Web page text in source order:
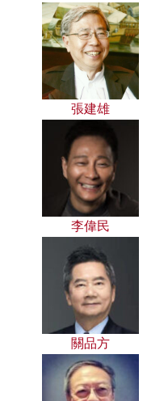
張建雄
李偉民
關品方